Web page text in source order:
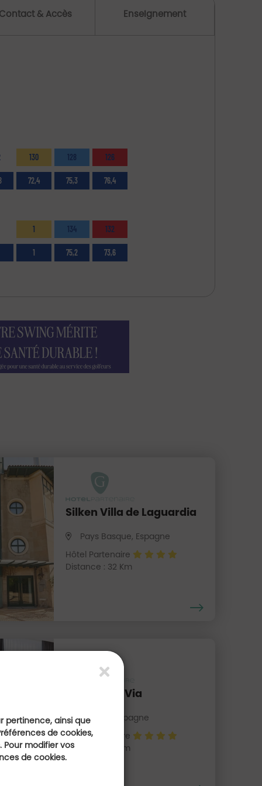
pertinence, ainsi que
de cookies,
modifier vos
de cookies.
Contact & Accès Enseignement
130 128 126
72,4 75,3 76,4
1 134 132
1 75,2 73,6
Silken Villa de Laguardia
Pays Basque, Espagne
Hôtel Partenaire
Distance : 32 Km
Hôtel Gran Via
La Rioja, Espagne
Hôtel Partenaire
Distance : 41 Km